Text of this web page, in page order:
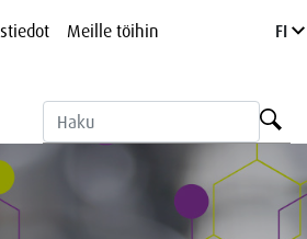
Meille töihin FI